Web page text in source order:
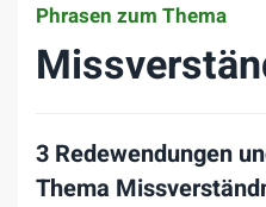
Phrasen zum Thema
3 Redewendungen
Thema